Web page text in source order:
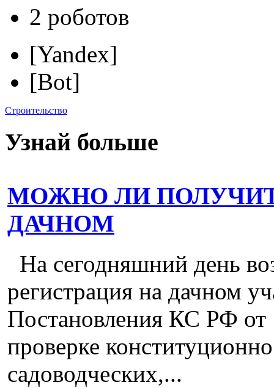
2 роботов
[Yandex]
[Bot]
Строительство
Узнай больше
МОЖНО ЛИ
ДАЧНОМ
На сегодняшний день
регистрация на дачном
Постановления КС РФ
проверке
садоводческих,...